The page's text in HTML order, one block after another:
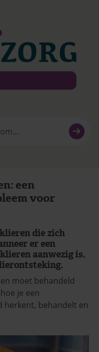
een
voor
die zich
er een
aanwezig is,
moet behandeld
je een
herkent, behandelt en